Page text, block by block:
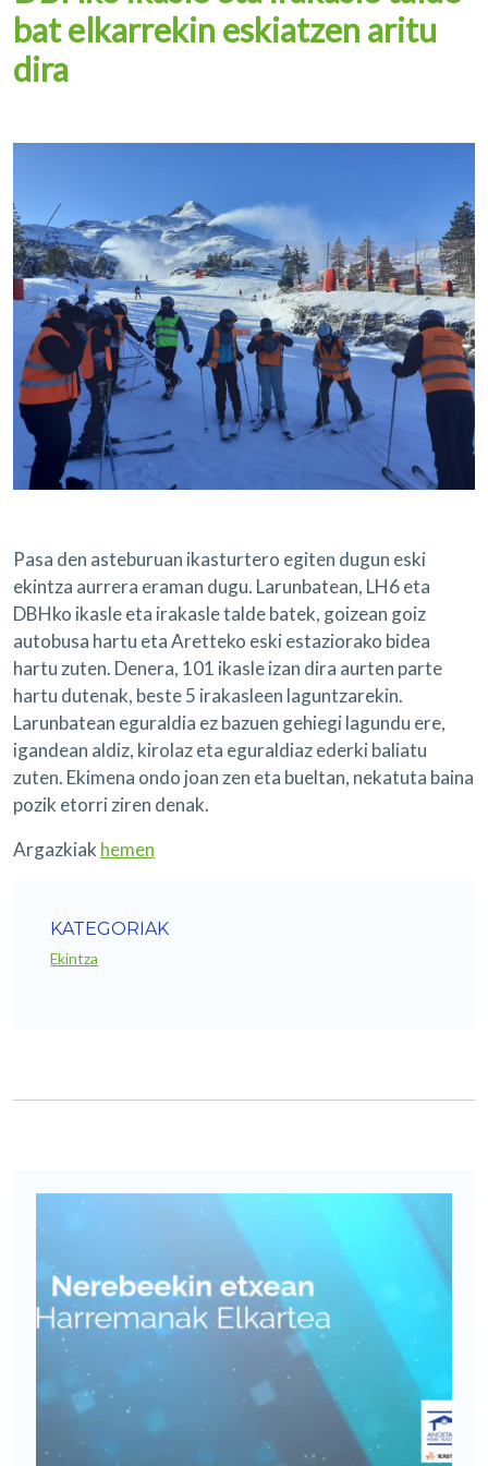
bat elkarrekin eskiatzen aritu
dira
Pasa den asteburuan ikasturtero egiten dugun eski
ekintza aurrera eraman dugu. Larunbatean, LH6 eta
DBHko ikasle eta irakasle talde batek, goizean goiz
autobusa hartu eta Aretteko eski estaziorako bidea
hartu zuten. Denera, 101 ikasle izan dira aurten parte
hartu dutenak, beste 5 irakasleen laguntzarekin.
Larunbatean eguraldia ez bazuen gehiegi lagundu ere,
igandean aldiz, kirolaz eta eguraldiaz ederki baliatu
zuten. Ekimena ondo joan zen eta bueltan, nekatuta baina
pozik etorri ziren denak.
Argazkiak hemen
KATEGORIAK
Ekintza